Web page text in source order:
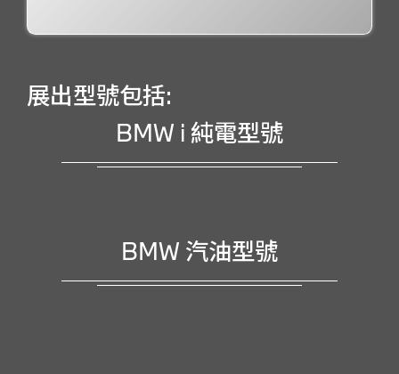
展出型號包括:
BMW i 純電型號
BMW 汽油型號